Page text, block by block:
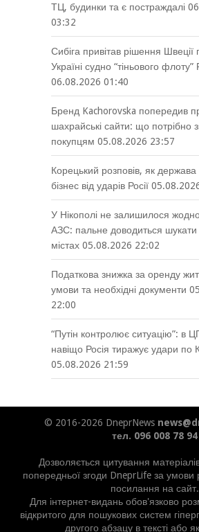
ТЦ, будинки та є постраждалі
03:32
Сибіга привітав рішення Швеції
Україні судно “тіньового флоту”
06.08.2026 01:40
Бренд Kachorovska попередив
шахрайські сайти: що потрібно
покупцям 05.08.2026 23:57
Корецький розповів, як
бізнес від ударів Росії
У Нікополі не залишилося
АЗС: пальне доводиться шукати
містах 05.08.2026 22:02
Податкова знижка за оренду
умови та необхідні документи
22:00
“Путін контролює ситуацію”: в
навіщо Росія тиражує удари по
05.08.2026 21:59
© 2016-2026 DneprNews
тел. 096 008 78 94
Дозволяється цитування
попередньої згоди DneprLife за умови
посилання на сайт.
Для інтернет-видань обов'язково
відкритого для пошукових систем
другого абзацу в тексті або